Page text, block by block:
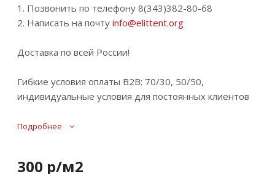
1. Позвонить по телефону 8(343)382-80-68
2. Написать на почту info@elittent.org
Доставка по всей России!
Гибкие условия оплаты B2B: 70/30, 50/50,
индивидуальные условия для постоянных клиентов
Подробнее
300 р/м2